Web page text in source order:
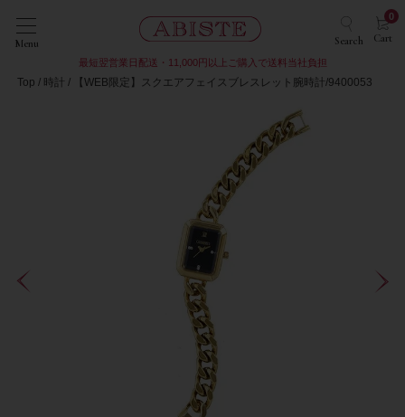
Menu Search Cart
0
最短翌営業日配送・11,000円以上ご購入で送料当社負担
Top 時計 【WEB限定】スクエアフェイスブレスレット腕時計/9400053